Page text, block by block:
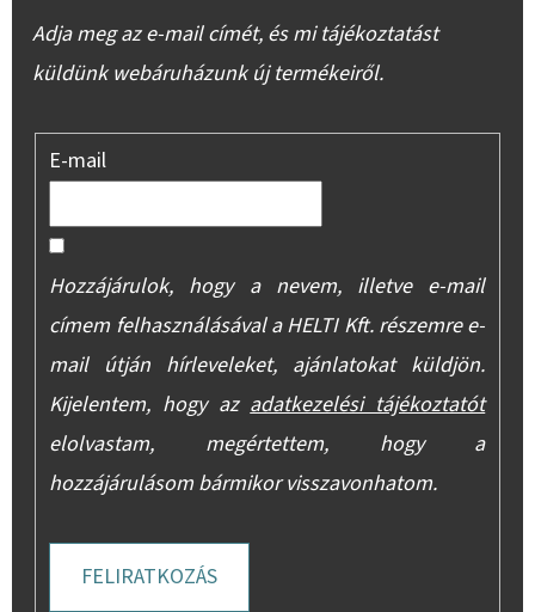
Adja meg az e-mail címét, és mi tájékoztatást
küldünk webáruházunk új termékeiről.
E-mail
Hozzájárulok, hogy a nevem, illetve e-mail
címem felhasználásával a HELTI Kft. részemre e-
mail útján hírleveleket, ajánlatokat küldjön.
Kijelentem, hogy azadatkezelési tájékoztatót
elolvastam, megértettem, hogy a
hozzájárulásom bármikor visszavonhatom.
FELIRATKOZÁS